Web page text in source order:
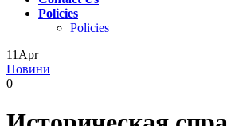
Policies
Policies
11 Apr
Новини
0